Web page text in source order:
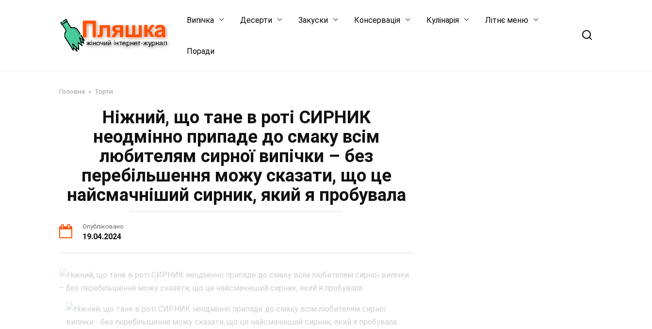
Випічка Десерти Закуски Консервація Кулінарія Літнє меню
Поради
Головна » Торти
Ніжний, що тане в роті СИРНИК
неодмінно припаде до смаку всім
любителям сирної випічки – без
перебільшення можу сказати, що це
найсмачніший сирник, який я пробувала
Опубліковано
19.04.2024